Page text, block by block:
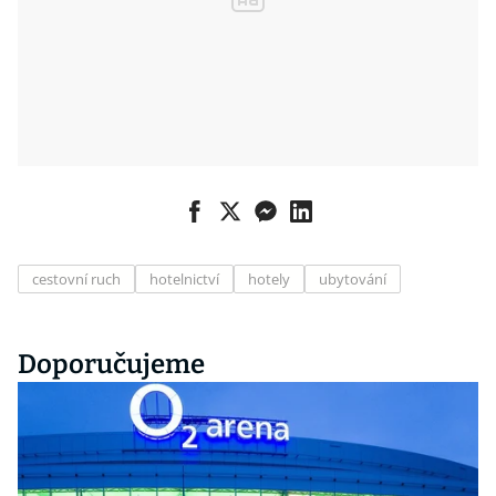
cestovní ruch hotelnictví hotely ubytování
Doporučujeme